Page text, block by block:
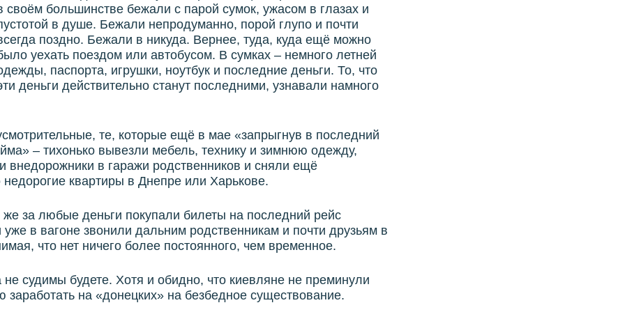
своём большинстве бежали с парой сумок, ужасом в глазах и
в душе. Бежали непродуманно, порой глупо и почти
поздно. Бежали в никуда. Вернее, туда, куда ещё можно
уехать поездом или автобусом. В сумках – немного летней
паспорта, игрушки, ноутбук и последние деньги. То, что
деньги действительно станут последними, узнавали намного
те, которые ещё в мае «запрыгнув в последний
– тихонько вывезли мебель, технику и зимнюю одежду,
внедорожники в гаражи родственников и сняли ещё
недорогие квартиры в Днепре или Харькове.
за любые деньги покупали билеты на последний рейс
в вагоне звонили дальним родственникам и почти друзьям в
что нет ничего более постоянного, чем временное.
не судимы будете. Хотя и обидно, что киевляне не преминули
заработать на «донецких» на безбедное существование.